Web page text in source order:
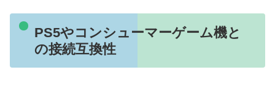
PS5やコンシューマーゲーム機と
の接続互換性